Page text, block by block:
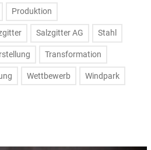
Produktion
Salzgitter AG Stahl
Transformation
Wettbewerb Windpark